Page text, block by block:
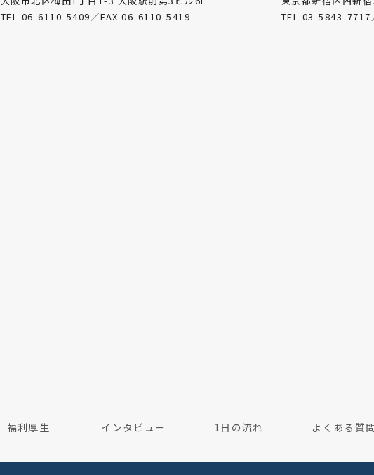
TEL 06-6110-5409／FAX 06-6110-5419
TEL 03-5843-7717
福利厚生 インタビュー 1日の流れ よくある質